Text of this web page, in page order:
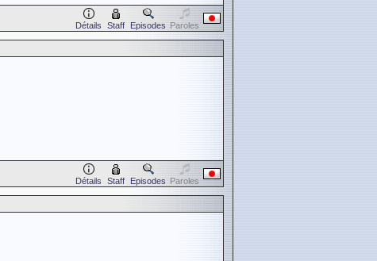
Détails Staff Episodes Paroles
Détails Staff Episodes Paroles